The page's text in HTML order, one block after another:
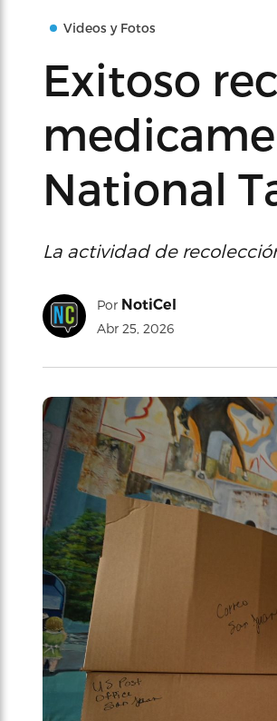
Videos y Fotos
Exitoso
National
La actividad de
Por NotiCel
Abr 25, 2026